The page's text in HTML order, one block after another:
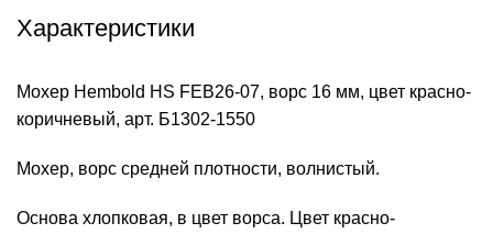
Характеристики
Мохер Hembold HS FEB26-07, ворс 16 мм, цвет красно-
коричневый, арт. Б1302-1550
Мохер, ворс средней плотности, волнистый.
Основа хлопковая, в цвет ворса. Цвет красно-